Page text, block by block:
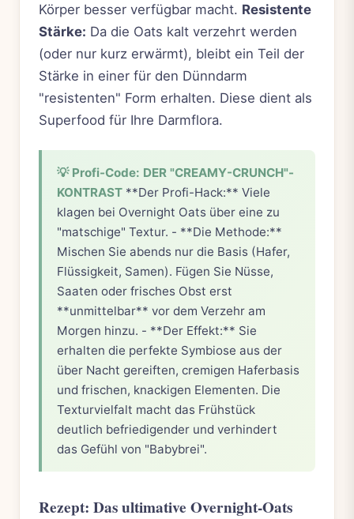
Körper besser verfügbar macht. Resistente
Stärke: Da die Oats kalt verzehrt werden
(oder nur kurz erwärmt), bleibt ein Teil der
Stärke in einer für den Dünndarm
"resistenten" Form erhalten. Diese dient als
Superfood für Ihre Darmflora.
💡 Profi-Code: DER "CREAMY-CRUNCH"-
KONTRAST **Der Profi-Hack:** Viele
klagen bei Overnight Oats über eine zu
"matschige" Textur. - **Die Methode:**
Mischen Sie abends nur die Basis (Hafer,
Flüssigkeit, Samen). Fügen Sie Nüsse,
Saaten oder frisches Obst erst
**unmittelbar** vor dem Verzehr am
Morgen hinzu. - **Der Effekt:** Sie
erhalten die perfekte Symbiose aus der
über Nacht gereiften, cremigen Haferbasis
und frischen, knackigen Elementen. Die
Texturvielfalt macht das Frühstück
deutlich befriedigender und verhindert
das Gefühl von "Babybrei".
Rezept: Das ultimative Overnight-Oats